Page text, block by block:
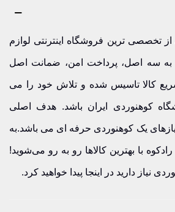
تخصصی ترین فروشگاه اینترنتی لوازم
به سه اصل، پرداخت امن، ضمانت اصل
کالا تاسیس شده و تلاش خود را می
کوهنوردی ایران باشد. هدف اصلی
یک کوهنوردی حرفه ای می باشد.به
با بهترین کالاها رو به رو می‌شوید!
نیاز دارید در اینجا پیدا خواهید کرد.